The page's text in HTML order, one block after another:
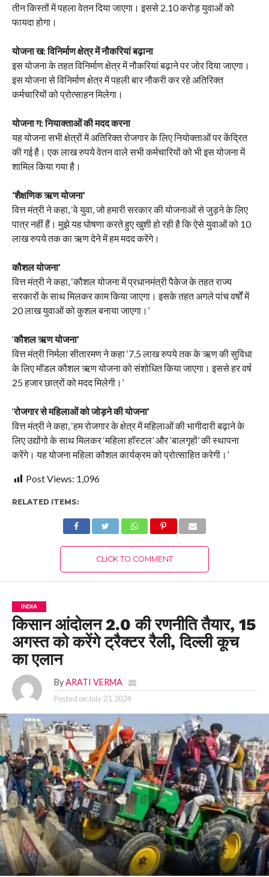
तीन किस्तों में पहला वेतन दिया जाएगा। इससे 2.10 करोड़ युवाओं को
फायदा होगा।
योजना ख: विनिर्माण क्षेत्र में नौकरियां बढ़ाना
इस योजना के तहत विनिर्माण क्षेत्र में नौकरियां बढ़ाने पर जोर दिया जाएगा।
इस योजना से विनिर्माण क्षेत्र में पहली बार नौकरी कर रहे अतिरिक्त
कर्मचारियों को प्रोत्साहन मिलेगा।
योजना ग: नियाक्ताओं की मदद करना
यह योजना सभी क्षेत्रों में अतिरिक्त रोजगार के लिए नियोक्ताओं पर केंद्रित
की गई है। एक लाख रुपये वेतन वाले सभी कर्मचारियों को भी इस योजना में
शामिल किया गया है।
‘शैक्षणिक ऋण योजना’
वित्त मंत्री ने कहा, ‘वे युवा, जो हमारी सरकार की योजनाओं से जुड़ने के लिए
पात्र नहीं हैं। मुझे यह घोषणा करते हुए खुशी हो रही है कि ऐसे युवाओं को 10
लाख रुपये तक का ऋण देने में हम मदद करेंगे।
कौशल योजना’
वित्त मंत्री ने कहा, ‘कौशल योजना में प्रधानमंत्री पैकेज के तहत राज्य
सरकारों के साथ मिलकर काम किया जाएगा। इसके तहत अगले पांच वर्षों में
20 लाख युवाओं को कुशल बनाया जाएगा।’
‘कौशल ऋण योजना’
वित्त मंत्री निर्मला सीतारमण ने कहा ‘7.5 लाख रुपये तक के ऋण की सुविधा
के लिए मॉडल कौशल ऋण योजना को संशोधित किया जाएगा। इससे हर वर्ष
25 हजार छात्रों को मदद मिलेगी।’
‘रोजगार से महिलाओं को जोड़ने की योजना’
वित्त मंत्री ने कहा, ‘हम रोजगार के क्षेत्र में महिलाओं की भागीदारी बढ़ाने के
लिए उद्योंगो के साथ मिलकर ‘महिला हॉस्टल’ और ‘बालगृहों’ की स्थापना
करेंगे। यह योजना महिला कौशल कार्यक्रम को प्रोत्साहित करेगी।’
Post Views: 1,096
RELATED ITEMS:
CLICK TO COMMENT
INDIA
किसान आंदोलन 2.0 की रणनीति तैयार, 15
अगस्त को करेंगे ट्रैक्टर रैली, दिल्ली कूच
का एलान
By ARATI VERMA
Posted on July 23, 2024